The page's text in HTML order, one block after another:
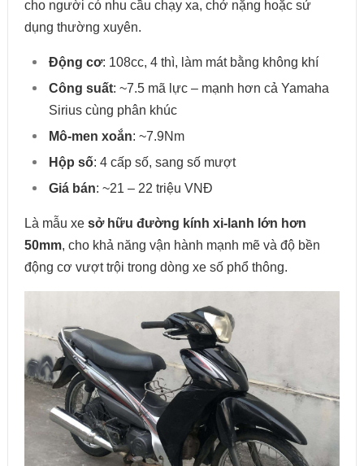
cho người có nhu cầu chạy xa, chở nặng hoặc sử
dụng thường xuyên.
Động cơ: 108cc, 4 thì, làm mát bằng không khí
Công suất: ~7.5 mã lực – mạnh hơn cả Yamaha
Sirius cùng phân khúc
Mô-men xoắn: ~7.9Nm
Hộp số: 4 cấp số, sang số mượt
Giá bán: ~21 – 22 triệu VNĐ
Là mẫu xe sở hữu đường kính xi-lanh lớn hơn
50mm, cho khả năng vận hành mạnh mẽ và độ bền
động cơ vượt trội trong dòng xe số phổ thông.